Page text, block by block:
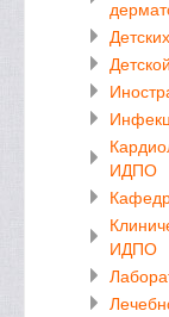
ИДПО
ИДПО